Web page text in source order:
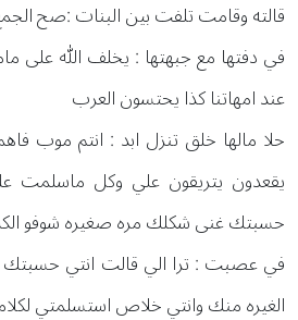
قالته وقامت تلفت بين البنات :صح
في دفتها مع جبهتها : يخلف الله على
عند امهاتنا كذا يحتسون العرب
حلا مالها خلق تنزل ابد : انتم موب
يقعدون يتريقون علي وكل ماسلمت
حسبتك غنى شكلك مره صغيره شوفو
في عصبت : ترا الي قالت انتي حسبتك
الغيره منك وانتي خلاص استسلمتي